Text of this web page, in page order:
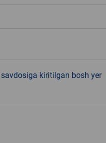
kiritilgan bosh yer